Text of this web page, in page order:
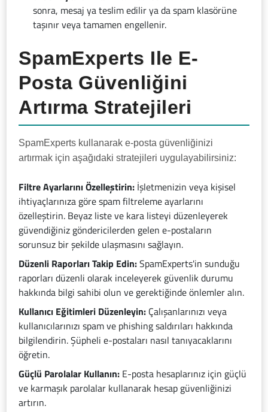
sonra, mesaj ya teslim edilir ya da spam klasörüne
taşınır veya tamamen engellenir.
SpamExperts Ile E-
Posta Güvenliğini
Artırma Stratejileri
SpamExperts kullanarak e-posta güvenliğinizi
artırmak için aşağıdaki stratejileri uygulayabilirsiniz:
Filtre Ayarlarını Özelleştirin: İşletmenizin veya kişisel
ihtiyaçlarınıza göre spam filtreleme ayarlarını
özelleştirin. Beyaz liste ve kara listeyi düzenleyerek
güvendiğiniz göndericilerden gelen e-postaların
sorunsuz bir şekilde ulaşmasını sağlayın.
Düzenli Raporları Takip Edin:SpamExperts'in sunduğu
raporları düzenli olarak inceleyerek güvenlik durumu
hakkında bilgi sahibi olun ve gerektiğinde önlemler alın.
Kullanıcı Eğitimleri Düzenleyin: Çalışanlarınızı veya
kullanıcılarınızı spam ve phishing saldırıları hakkında
bilgilendirin. Şüpheli e-postaları nasıl tanıyacaklarını
öğretin.
Güçlü Parolalar Kullanın: E-posta hesaplarınız için güçlü
ve karmaşık parolalar kullanarak hesap güvenliğinizi
artırın.